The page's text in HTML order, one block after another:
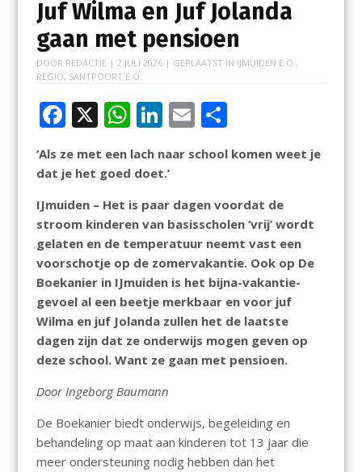
Juf Wilma en Juf Jolanda
gaan met pensioen
DOOR REDACTIE | 2 JULI 2026| GEPLAATST IN IJMUIDEN E.O. ,
REGIO, SANTPOORT E.O.
F
e
b
o
o
k
X W
h
at
s
A
p
p
Li
k
dI
n
E
m
ai
D
el
e
‘Als ze met een lach naar school komen weet je
dat je het goed doet.’
IJmuiden – Het is paar dagen voordat de
stroom kinderen van basisscholen ‘vrij’ wordt
gelaten en de temperatuur neemt vast een
voorschotje op de zomervakantie. Ook op De
Boekanier in IJmuiden is het bijna-vakantie-
gevoel al een beetje merkbaar en voor juf
Wilma en juf Jolanda zullen het de laatste
dagen zijn dat ze onderwijs mogen geven op
deze school. Want ze gaan met pensioen.
Door Ingeborg Baumann
De Boekanier biedt onderwijs, begeleiding en
behandeling op maat aan kinderen tot 13 jaar die
meer ondersteuning nodig hebben dan het